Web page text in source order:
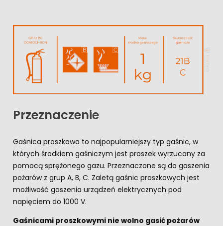
Przeznaczenie
Gaśnica proszkowa to najpopularniejszy typ gaśnic, w
których środkiem gaśniczym jest proszek wyrzucany za
pomocą sprężonego gazu. Przeznaczone są do gaszenia
pożarów z grup A, B, C. Zaletą gaśnic proszkowych jest
możliwość gaszenia urządzeń elektrycznych pod
napięciem do 1000 V.
Gaśnicami proszkowymi nie wolno gasić pożarów